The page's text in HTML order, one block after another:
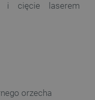
i cięcie laserem
orzecha